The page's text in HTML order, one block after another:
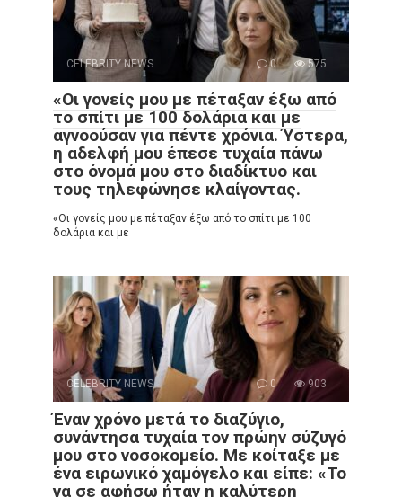
CELEBRITY NEWS 0 575
«Οι γονείς μου με πέταξαν έξω από
το σπίτι με 100 δολάρια και με
αγνοούσαν για πέντε χρόνια. Ύστερα,
η αδελφή μου έπεσε τυχαία πάνω
στο όνομά μου στο διαδίκτυο και
τους τηλεφώνησε κλαίγοντας.
«Οι γονείς μου με πέταξαν έξω από το σπίτι με 100
δολάρια και με
CELEBRITY NEWS 0 903
Έναν χρόνο μετά το διαζύγιο,
συνάντησα τυχαία τον πρώην σύζυγό
μου στο νοσοκομείο. Με κοίταξε με
ένα ειρωνικό χαμόγελο και είπε: «Το
να σε αφήσω ήταν η καλύτερη